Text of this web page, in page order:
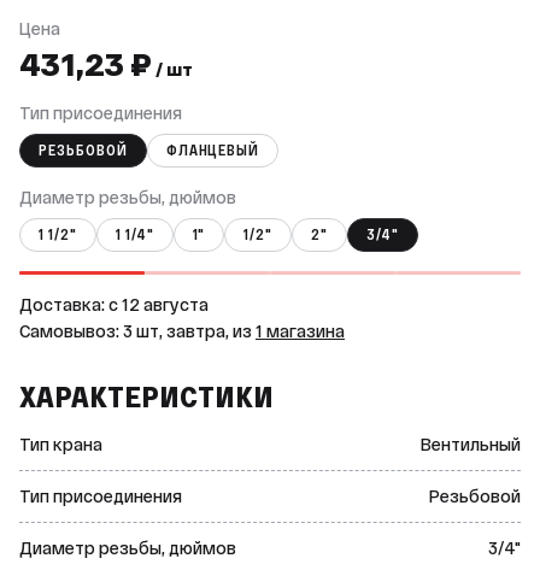
Цена
431,23 ₽ / шт
Тип присоединения
РЕЗЬБОВОЙ ФЛАНЦЕВЫЙ
Диаметр резьбы, дюймов
1 1/2" 1 1/4" 1" 1/2" 2" 3/4"
Доставка: c 12 августа
Самовывоз: 3 шт, завтра, из 1 магазина
ХАРАКТЕРИСТИКИ
Тип крана Вентильный
Тип присоединения Резьбовой
Диаметр резьбы, дюймов 3/4"